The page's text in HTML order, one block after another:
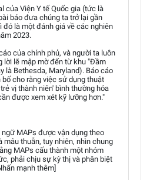
của Viện Y tế Quốc gia (tức là
báo đưa chúng ta trở lại gần
đó là một đánh giá về các nghiên
2023.
của chính phủ, và người ta luôn
lời lẽ mập mờ đến từ khu "Đầm
là Bethesda, Maryland). Báo cáo
bố cho rằng việc sử dụng thuật
vị thành niên' bình thường hóa
được xem xét kỹ lưỡng hơn."
MAPs được vận dụng theo
mâu thuẫn, tuy nhiên, nhìn chung
MAPs cấu thành một nhóm
phải chịu sự kỳ thị và phân biệt
mạnh thêm]